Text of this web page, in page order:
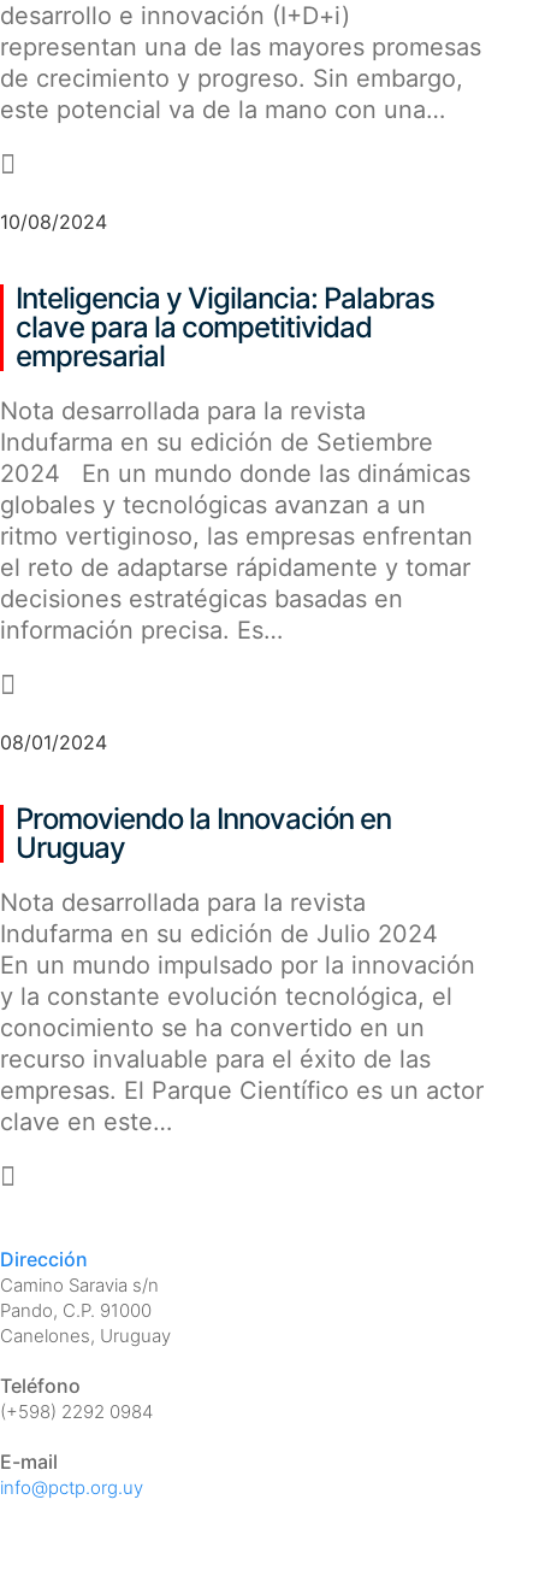
desarrollo e innovación (I+D+i)
representan una de las mayores promesas
de crecimiento y progreso. Sin embargo,
este potencial va de la mano con una…
10/08/2024
Inteligencia y Vigilancia: Palabras
clave para la competitividad
empresarial
Nota desarrollada para la revista
Indufarma en su edición de Setiembre
2024 En un mundo donde las dinámicas
globales y tecnológicas avanzan a un
ritmo vertiginoso, las empresas enfrentan
el reto de adaptarse rápidamente y tomar
decisiones estratégicas basadas en
información precisa. Es…
08/01/2024
Promoviendo la Innovación en
Uruguay
Nota desarrollada para la revista
Indufarma en su edición de Julio 2024
En un mundo impulsado por la innovación
y la constante evolución tecnológica, el
conocimiento se ha convertido en un
recurso invaluable para el éxito de las
empresas. El Parque Científico es un actor
clave en este…
Dirección
Camino Saravia s/n
Pando, C.P. 91000
Canelones, Uruguay
Teléfono
(+598) 2292 0984
E-mail
info@pctp.org.uy